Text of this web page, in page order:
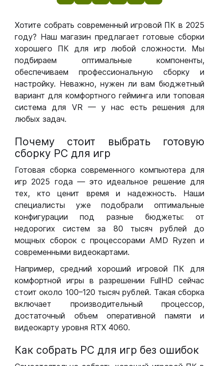
Хотите собрать современный игровой ПК в 2025
году? Наш магазин предлагает готовые сборки
хорошего ПК для игр любой сложности. Мы
подбираем оптимальные компоненты,
обеспечиваем профессиональную сборку и
настройку. Неважно, нужен ли вам бюджетный
вариант для комфортного гейминга или топовая
система для VR — у нас есть решения для
любых задач.
Почему стоит выбрать готовую
сборку РС для игр
Готовая сборка современного компьютера для
игр 2025 года — это идеальное решение для
тех, кто ценит время и надежность. Наши
специалисты уже подобрали оптимальные
конфигурации под разные бюджеты: от
недорогих систем за 80 тысяч рублей до
мощных сборок с процессорами AMD Ryzen и
современными видеокартами.
Например, средний хороший игровой ПК для
комфортной игры в разрешении FullHD сейчас
стоит около 100–120 тысяч рублей. Такая сборка
включает производительный процессор,
достаточный объем оперативной памяти и
видеокарту уровня RTX 4060.
Как собрать РС для игр без ошибок